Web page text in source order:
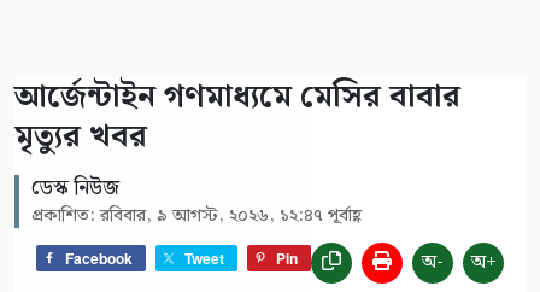
আর্জেন্টাইন গণমাধ্যমে মেসির বাবার
মৃত্যুর খবর
ডেস্ক নিউজ
প্রকাশিত: রবিবার, ৯ আগস্ট, ২০২৬, ১২:৪৭ পূর্বাহ্ণ
Facebook Tweet Pin অ- অ+